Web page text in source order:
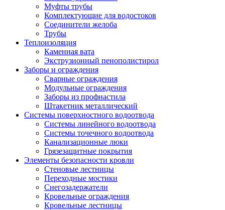
Муфты трубы
Комплектующие для водостоков
Соединители желоба
Трубы
Теплоизоляция
Каменная вата
Экструзионный пенополистирол
Заборы и ограждения
Сварные ограждения
Модульные ограждения
Заборы из профнастила
Штакетник металлический
Системы поверхностного водоотвода
Системы линейного водоотвода
Системы точечного водоотвода
Канализационные люки
Грязезащитные покрытия
Элементы безопасности кровли
Стеновые лестницы
Переходные мостики
Снегозадержатели
Кровельные ограждения
Кровельные лестницы